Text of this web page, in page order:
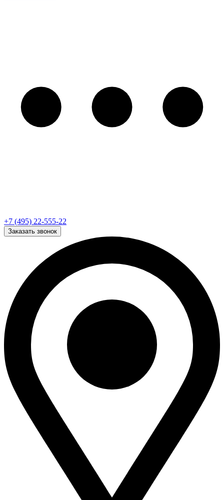
+7 (495) 22-555-22
Заказать звонок